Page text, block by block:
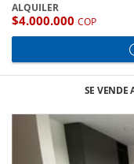
ALQUILER
$4.000.000 COP
SE VENDE